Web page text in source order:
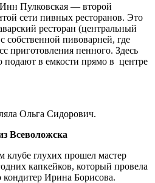
Пулковская — второй
сети пивных ресторанов. Это
ресторан (центральный
собственной пивоварней, где
приготовления пенного. Здесь
подают в емкости прямо в центре
Ольга Сидорович.
Всеволожска
клубе глухих прошел мастер
капкейков, который провела
кондитер Ирина Борисова.